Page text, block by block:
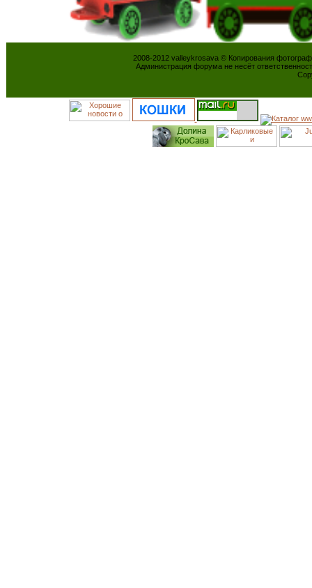
2008-2012 valleykrosava © Копирования
Администрация форума не несёт